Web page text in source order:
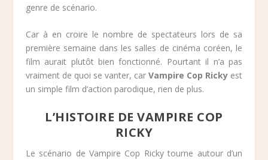
genre de scénario.
Car à en croire le nombre de spectateurs lors de sa
première semaine dans les salles de cinéma coréen, le
film aurait plutôt bien fonctionné. Pourtant il n’a pas
vraiment de quoi se vanter, carVampire Cop Ricky est
un simple film d’action parodique, rien de plus.
L’HISTOIRE DE VAMPIRE COP
RICKY
Le scénario de Vampire Cop Ricky tourne autour d’un